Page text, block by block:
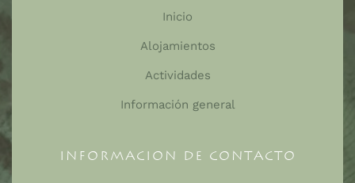
Inicio
Alojamientos
Actividades
Información general
INFORMACION DE CONTACTO